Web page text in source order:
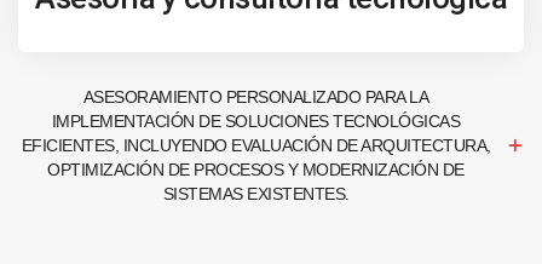
ASESORAMIENTO PERSONALIZADO PARA LA
IMPLEMENTACIÓN DE SOLUCIONES TECNOLÓGICAS
EFICIENTES, INCLUYENDO EVALUACIÓN DE ARQUITECTURA,
OPTIMIZACIÓN DE PROCESOS Y MODERNIZACIÓN DE
SISTEMAS EXISTENTES.